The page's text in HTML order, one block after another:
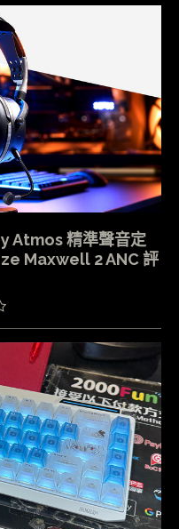
Atmos 精準聲音定
Maxwell 2 ANC 評